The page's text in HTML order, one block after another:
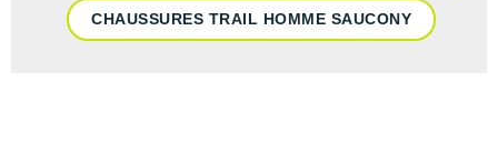
CHAUSSURES TRAIL HOMME SAUCONY
Scott